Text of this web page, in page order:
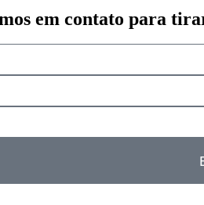
em contato para